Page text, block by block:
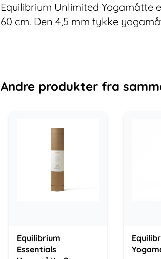
Equilibrium Unlimited
60 cm. Den 4,5 mm tykke
Andre produkter fra
Equilibrium
Essentials